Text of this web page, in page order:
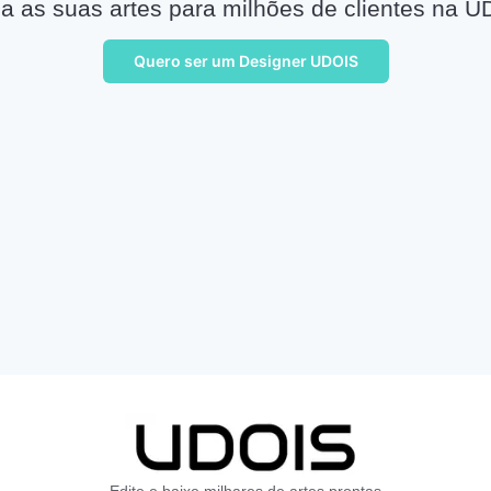
as suas artes para milhões de clientes na
Quero ser um Designer UDOIS